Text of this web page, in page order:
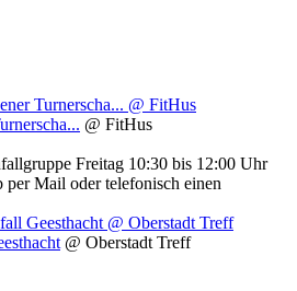
Turnerscha... @ FitHus
@ FitHus
Freitag 10:30 bis 12:00 Uhr
per Mail oder telefonisch einen
Geesthacht @ Oberstadt Treff
@ Oberstadt Treff